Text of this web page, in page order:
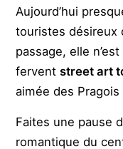
Aujourd’hui
touristes désireux
passage, elle
ferventstreet art
aimée des
Faites une pause
romantique du